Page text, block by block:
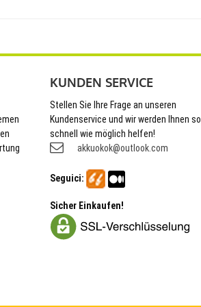
KUNDEN SERVICE
Stellen Sie Ihre Frage an unseren
Kundenservice und wir werden Ihnen so
schnell wie möglich helfen!
akkuokok@outlook.com
Seguici:
Sicher Einkaufen!